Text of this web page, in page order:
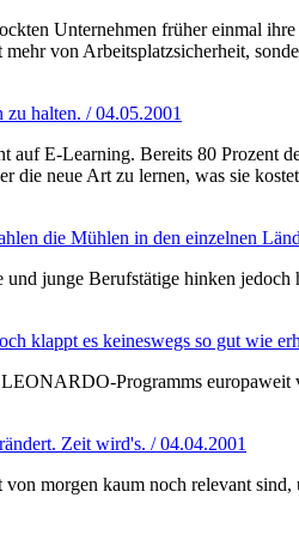
Unternehmen früher einmal
von Arbeitsplatzsicherheit,
halten. / 04.05.2001
E-Learning. Bereits 80 Prozent
neue Art zu lernen, was sie
die Mühlen in den einzelnen
junge Berufstätige hinken
klappt es keineswegs so gut wie
Programms
Zeit wird's. / 04.04.2001
morgen kaum noch relevant